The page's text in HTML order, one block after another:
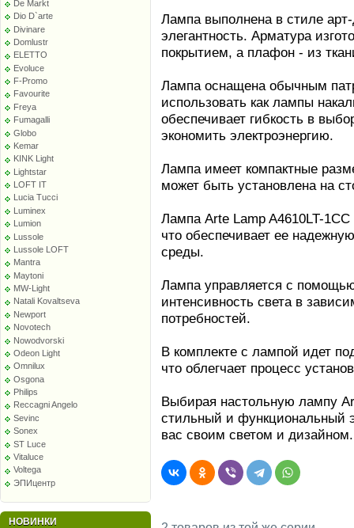
De Markt
Dio D`arte
Divinare
Domlustr
ELETTO
Evoluce
F-Promo
Favourite
Freya
Fumagalli
Globo
Kemar
KINK Light
Lightstar
LOFT IT
Lucia Tucci
Luminex
Lumion
Lussole
Lussole LOFT
Mantra
Maytoni
MW-Light
Natali Kovaltseva
Newport
Novotech
Nowodvorski
Odeon Light
Omnilux
Osgona
Philips
Reccagni Angelo
Sevinc
Sonex
ST Luce
Vitaluce
Voltega
ЭПИцентр
НОВИНКИ
Лампа выполнена в стиле
элегантность. Арматура
покрытием, а плафон - из
Лампа оснащена обычным
использовать как лампы
обеспечивает гибкость в
экономить электроэнергию.
Лампа имеет компактные
может быть установлена на
Лампа Arte Lamp A4610LT-
что обеспечивает ее
среды.
Лампа управляется с
интенсивность света в
потребностей.
В комплекте с лампой идет
что облегчает процесс
Выбирая настольную лампу
стильный и функциональный
вас своим светом и дизайном.